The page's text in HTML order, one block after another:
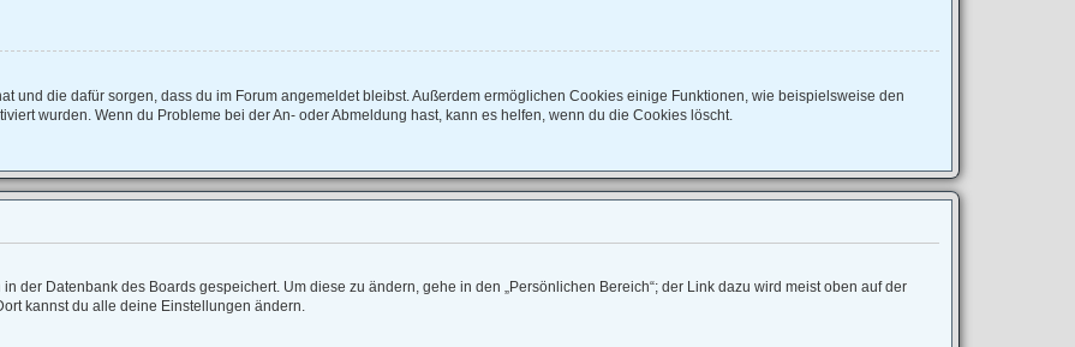
und die dafür sorgen, dass du im Forum angemeldet bleibst. Außerdem ermöglichen Cookies einige Funktionen, wie beispielsweise den
wurden. Wenn du Probleme bei der An- oder Abmeldung hast, kann es helfen, wenn du die Cookies löscht.
der Datenbank des Boards gespeichert. Um diese zu ändern, gehe in den „Persönlichen Bereich“; der Link dazu wird meist oben auf der
kannst du alle deine Einstellungen ändern.